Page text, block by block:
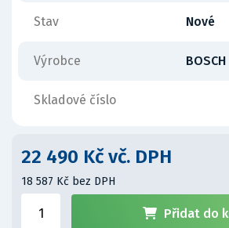
Stav Nové
Výrobce BOSCH
Skladové číslo
22 490 Kč vč. DPH
18 587 Kč bez DPH
Přidat do